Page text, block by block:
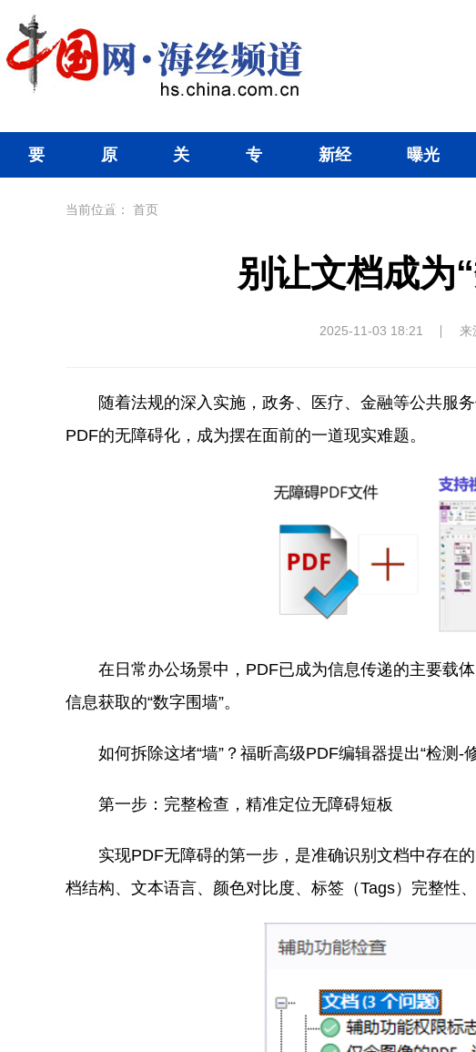
要 原
创
关 专 新经 曝光
当前位置： 首页
别让文档成为
2025-11-03 18:21 来
随着法规的深入实施，政务、医疗、金融等公共服
PDF的无障碍化，成为摆在面前的一道现实难题。
在日常办公场景中，PDF已成为信息传递的主要载
信息获取的“数字围墙”。
如何拆除这堵“墙”？福昕高级PDF编辑器提出“检测
第一步：完整检查，精准定位无障碍短板
实现PDF无障碍的第一步，是准确识别文档中存在
档结构、文本语言、颜色对比度、标签（Tags）完整性